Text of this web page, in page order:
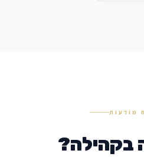
מודעות
בקהילה?